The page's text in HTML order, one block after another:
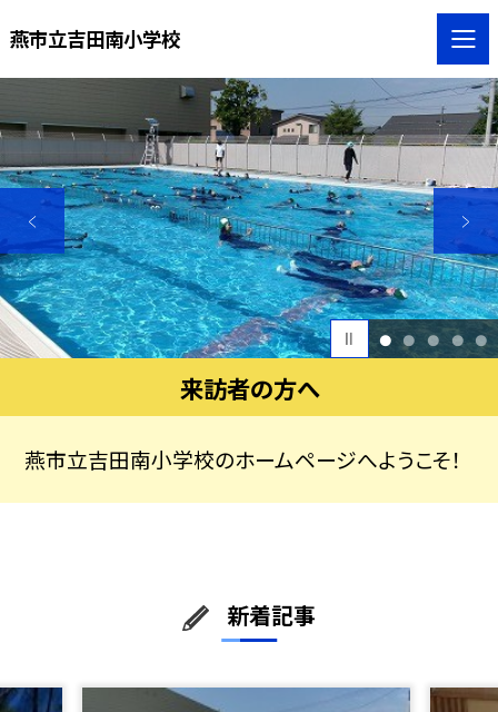
燕市立吉田南小学校
1 2 3 4 5
来訪者の方へ
燕市立吉田南小学校のホームページへようこそ！
新着記事